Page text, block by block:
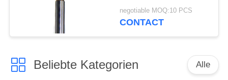
Standbohrmaschine-im
Mikrokorn-Mahlen
negotiable MOQ:10 PCS
CONTACT
Beliebte Kategorien Alle